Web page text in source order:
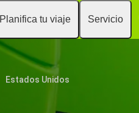
Planifica tu viaje Servicio
Estados Unidos